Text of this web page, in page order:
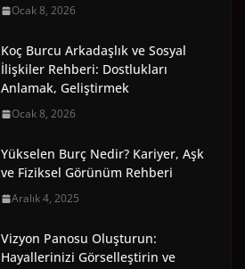
Ocak 8, 2026
Koç Burcu Arkadaşlık ve Sosyal
İlişkiler Rehberi: Dostlukları
Anlamak, Geliştirmek
Ocak 8, 2026
Yükselen Burç Nedir? Kariyer, Aşk
ve Fiziksel Görünüm Rehberi
Aralık 4, 2025
Vizyon Panosu Oluşturun:
Hayallerinizi Görselleştirin ve